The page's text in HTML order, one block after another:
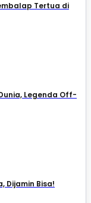
Tertua di
Legenda Off-
Dijamin Bisa!